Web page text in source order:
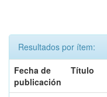
Resultados por ítem:
Fecha de
publicación
Título